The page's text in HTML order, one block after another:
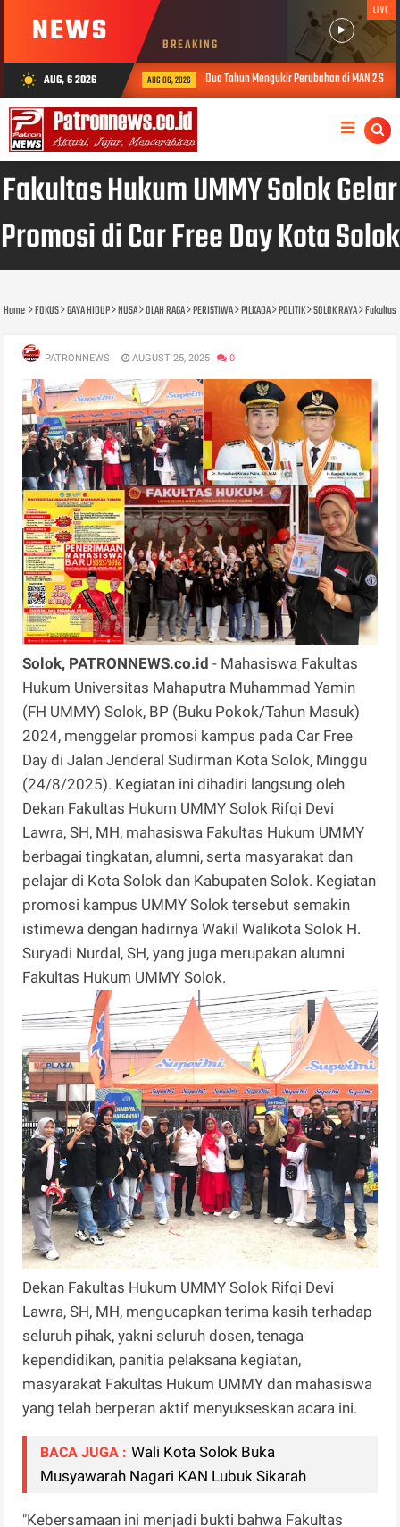
NEWS BREAKING
LIVE
wb_sunny AUG, 6 2026
AUG 06, 2026 Dua Tahun Mengukir Perubahan di MAN 2 Solok, Kinerja Maidison Dinilai
Fakultas Hukum UMMY Solok Gelar
Promosi di Car Free Day Kota Solok
Home FOKUS GAYA HIDUP NUSA OLAH RAGA PERISTIWA PILKADA POLITIK SOLOK RAYA Fakultas
PATRONNEWS AUGUST 25, 2025 0
Solok, PATRONNEWS.co.id - Mahasiswa Fakultas
Hukum Universitas Mahaputra Muhammad Yamin
(FH UMMY) Solok, BP (Buku Pokok/Tahun Masuk)
2024, menggelar promosi kampus pada Car Free
Day di Jalan Jenderal Sudirman Kota Solok, Minggu
(24/8/2025). Kegiatan ini dihadiri langsung oleh
Dekan Fakultas Hukum UMMY Solok Rifqi Devi
Lawra, SH, MH, mahasiswa Fakultas Hukum UMMY
berbagai tingkatan, alumni, serta masyarakat dan
pelajar di Kota Solok dan Kabupaten Solok. Kegiatan
promosi kampus UMMY Solok tersebut semakin
istimewa dengan hadirnya Wakil Walikota Solok H.
Suryadi Nurdal, SH, yang juga merupakan alumni
Fakultas Hukum UMMY Solok.
Dekan Fakultas Hukum UMMY Solok Rifqi Devi
Lawra, SH, MH, mengucapkan terima kasih terhadap
seluruh pihak, yakni seluruh dosen, tenaga
kependidikan, panitia pelaksana kegiatan,
masyarakat Fakultas Hukum UMMY dan mahasiswa
yang telah berperan aktif menyukseskan acara ini.
BACA JUGA : Wali Kota Solok Buka
Musyawarah Nagari KAN Lubuk Sikarah
"Kebersamaan ini menjadi bukti bahwa Fakultas